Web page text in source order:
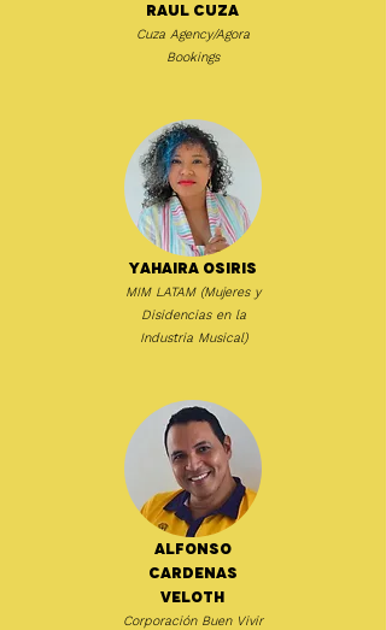
Raul Cuza
Cuza Agency/Agora
Bookings
Yahaira Osiris
MIM LATAM (Mujeres y
Disidencias en la
Industria Musical)
Alfonso
Cardenas
Veloth
Corporación Buen Vivir